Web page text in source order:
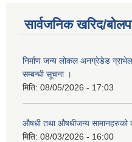
सार्वजनिक खरिद/
निर्माण जन्य लोकल अनग्रेडेड
सम्बन्धी सूचना ।
मिति: 08/05/2026 - 17:03
औषधी तथा औषधीजन्य सामानहरुको
मिति: 08/03/2026 - 16:00